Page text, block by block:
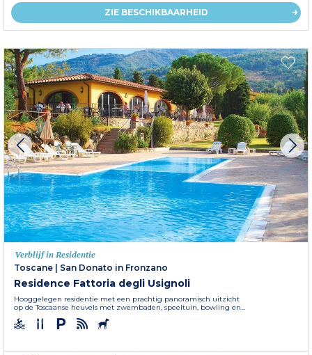
ZIE BESCHIKBAARHEID
Verblijf in Residentie
Toscane
San Donato in Fronzano
Residence Fattoria degli Usignoli
Hooggelegen residentie met een prachtig panoramisch uitzicht
op de Toscaanse heuvels met zwembaden, speeltuin, bowling en...